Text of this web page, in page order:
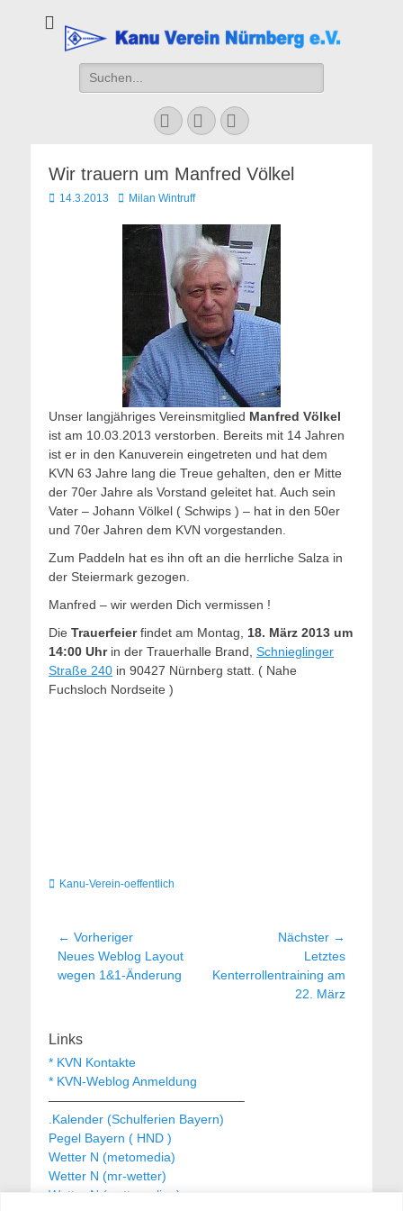
Kanu Verein
Nuernberg
Suchen
nach:
Facebook
YouTubeInstagram
Wir trauern um Manfred Völkel
Veröffentlicht
14.3.2013 AutorMilan Wintruff
Unser langjähriges Vereinsmitglied Manfred Völkel
ist am 10.03.2013 verstorben. Bereits mit 14 Jahren
ist er in den Kanuverein eingetreten und hat dem
KVN 63 Jahre lang die Treue gehalten, den er Mitte
der 70er Jahre als Vorstand geleitet hat. Auch sein
Vater – Johann Völkel ( Schwips ) – hat in den 50er
und 70er Jahren dem KVN vorgestanden.
Zum Paddeln hat es ihn oft an die herrliche Salza in
der Steiermark gezogen.
Manfred – wir werden Dich vermissen !
Die Trauerfeierfindet am Montag, 18. März 2013 um
14:00 Uhrin der Trauerhalle Brand, Schnieglinger
Straße 240 in 90427 Nürnberg statt. ( Nahe
Fuchsloch Nordseite )
Kategorien
Kanu-Verein-oeffentlich
Beitragsnavigation
← Vorheriger
Vorheriger
Beitrag:
Neues Weblog Layout
wegen 1&1-Änderung
Nächster →
Beitrag:
Letztes
Kenterrollentraining am
22. März
Links
* KVN Kontakte
* KVN-Weblog Anmeldung
———————————————–
.Kalender (Schulferien Bayern)
Pegel Bayern ( HND )
Wetter N (metomedia)
Wetter N (mr-wetter)
Wetter N (wetteronline)